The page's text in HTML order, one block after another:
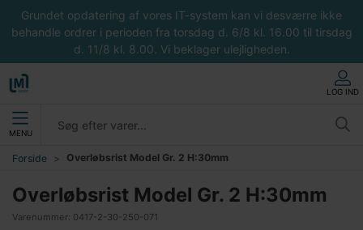
Grundet opdatering af vores IT-system kan vi desværre ikke
behandle ordrer i perioden fra torsdag d. 6/8 kl. 16.00 til tirsdag
d. 11/8 kl. 8.00. Vi beklager ulejligheden.
LOG IND
MENU
Forside Overløbsrist Model Gr. 2 H:30mm
Overløbsrist Model Gr. 2 H:30mm
Varenummer: 0417-2-30-250-071